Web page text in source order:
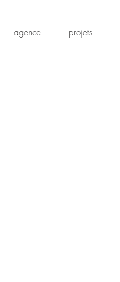
agence projets